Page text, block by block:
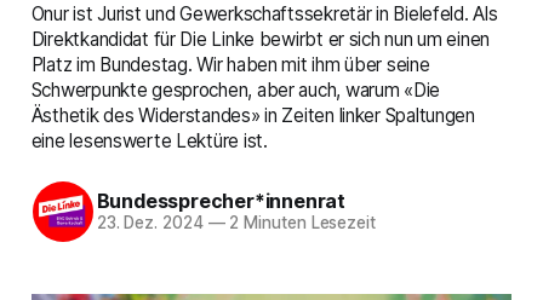
Onur ist Jurist und Gewerkschaftssekretär in Bielefeld. Als
Direktkandidat für Die Linke bewirbt er sich nun um einen
Platz im Bundestag. Wir haben mit ihm über seine
Schwerpunkte gesprochen, aber auch, warum «Die
Ästhetik des Widerstandes» in Zeiten linker Spaltungen
eine lesenswerte Lektüre ist.
Bundessprecher*innenrat
23. Dez. 2024 —2 Minuten Lesezeit